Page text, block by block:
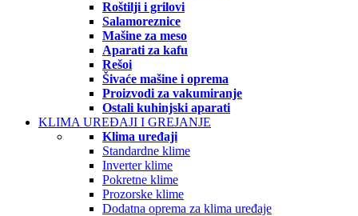
Roštilji i grilovi
Salamoreznice
Mašine za meso
Aparati za kafu
Rešoi
Šivaće mašine i oprema
Proizvodi za vakumiranje
Ostali kuhinjski aparati
KLIMA UREĐAJI I GREJANJE
Klima uređaji
Standardne klime
Inverter klime
Pokretne klime
Prozorske klime
Dodatna oprema za klima uređaje